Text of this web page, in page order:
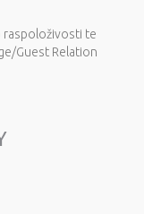
raspoloživosti te
Guest Relation